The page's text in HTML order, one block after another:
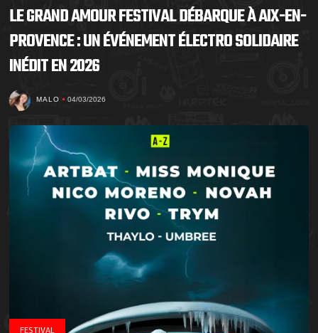
LE GRAND AMOUR FESTIVAL DÉBARQUE À AIX-EN-
PROVENCE : UN ÉVÉNEMENT ÉLECTRO SOLIDAIRE
INÉDIT EN 2026
MALO 04/03/2026
FESTIVAL